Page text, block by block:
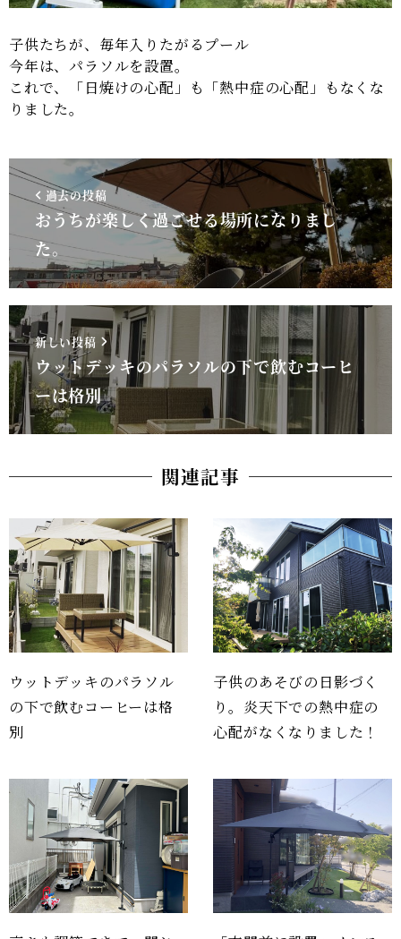
子供たちが、毎年入りたがるプール
今年は、パラソルを設置。
これで、「日焼けの心配」も「熱中症の心配」もなくな
りました。
過去の投稿
おうちが楽しく過ごせる場所になりまし
た。
新しい投稿
ウットデッキのパラソルの下で飲むコーヒ
ーは格別
関連記事
ウットデッキのパラソル
の下で飲むコーヒーは格
別
子供のあそびの日影づく
り。炎天下での熱中症の
心配がなくなりました！